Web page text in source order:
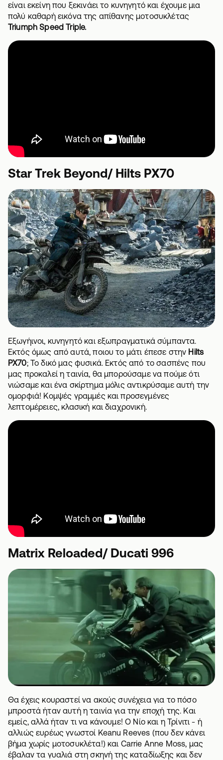
είναι εκείνη που ξεκινάει το κυνηγητό και έχουμε μια
πολύ καθαρή εικόνα της απίθανης μοτοσυκλέτας
Triumph Speed Triple.
Star Trek Beyond/ Hilts PX70
Εξωγήινοι, κυνηγητό και εξωπραγματικά σύμπαντα.
Εκτός όμως από αυτά, ποιου το μάτι έπεσε στην Hilts
PX70; Το δικό μας φυσικά. Εκτός από το σασπένς που
μας προκαλεί η ταινία, θα μπορούσαμε να πούμε ότι
νιώσαμε και ένα σκίρτημα μόλις αντικρύσαμε αυτή την
ομορφιά! Κομψές γραμμές και προσεγμένες
λεπτομέρειες, κλασική και διαχρονική.
Matrix Reloaded/ Ducati 996
Θα έχεις κουραστεί να ακούς συνέχεια για το πόσο
μπροστά ήταν αυτή η ταινία για την εποχή της. Και
εμείς, αλλά ήταν τι να κάνουμε! Ο Νίο και η Τρίνιτι - ή
αλλιώς ευρέως γνωστοί Keanu Reeves (που δεν κάνει
βήμα χωρίς μοτοσυκλέτα!) και Carrie Anne Moss, μας
έβαλαν τα γυαλιά στη σκηνή της καταδίωξης και δεν